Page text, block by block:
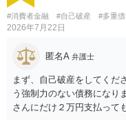
#消費者金融 #自己破産 #多重債
2026年7月22日
匿名A 弁護士
まず、自己破産をしてくだ
う強制力のない債務になり
さんにだけ２万円支払って